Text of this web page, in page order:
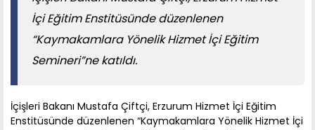
İçi Eğitim Enstitüsünde düzenlenen
“Kaymakamlara Yönelik Hizmet İçi Eğitim
Semineri”ne katıldı.
İçişleri Bakanı Mustafa Çiftçi, Erzurum Hizmet İçi Eğitim
Enstitüsünde düzenlenen “Kaymakamlara Yönelik Hizmet İçi